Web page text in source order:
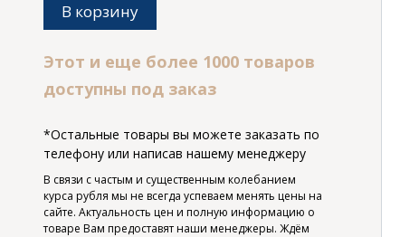
В корзину
Этот и еще более 1000 товаров
доступны под заказ
*Остальные товары вы можете заказать по
телефону или написав нашему менеджеру
В связи с частым и существенным колебанием
курса рубля мы не всегда успеваем менять цены на
сайте. Актуальность цен и полную информацию о
товаре Вам предоставят наши менеджеры. Ждём